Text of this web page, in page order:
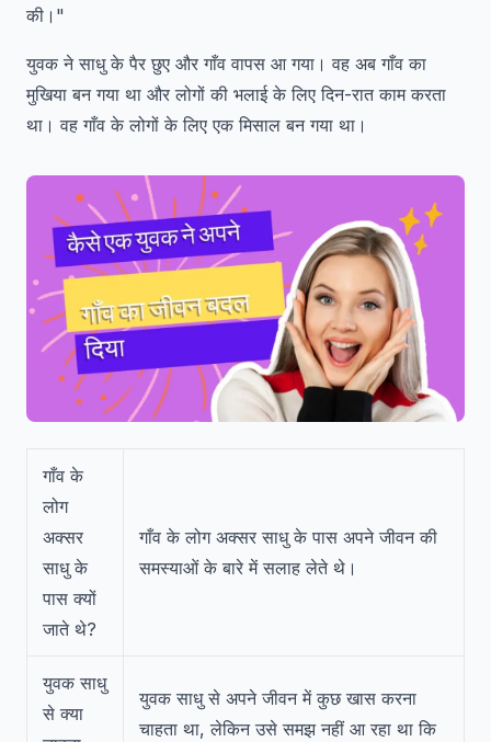
की।"
युवक ने साधु के पैर छुए और गाँव वापस आ गया। वह अब गाँव का
मुखिया बन गया था और लोगों की भलाई के लिए दिन-रात काम करता
था। वह गाँव के लोगों के लिए एक मिसाल बन गया था।
गाँव के
लोग
अक्सर
साधु के
पास क्यों
जाते थे?
गाँव के लोग अक्सर साधु के पास अपने जीवन की
समस्याओं के बारे में सलाह लेते थे।
युवक साधु
से क्या
युवक साधु से अपने जीवन में कुछ खास करना
चाहता था, लेकिन उसे समझ नहीं आ रहा था कि